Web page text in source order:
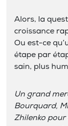
Alors, la
croissance
Ou est-ce
étape par
sain, plus
Un grand
Bourquard,
Zhilenko pour